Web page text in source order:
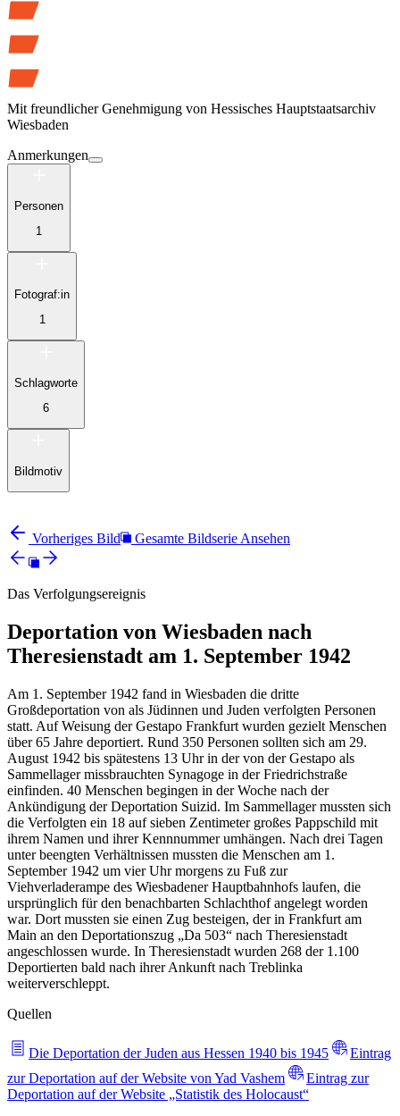
Mit freundlicher Genehmigung von Hessisches Hauptstaatsarchiv
Wiesbaden
Anmerkungen
Personen
1
Fotograf:in
1
Schlagworte
6
Bildmotiv
Vorheriges Bild Gesamte Bildserie Ansehen
Das Verfolgungsereignis
Deportation von Wiesbaden nach
Theresienstadt am 1. September 1942
Am 1. September 1942 fand in Wiesbaden die dritte
Großdeportation von als Jüdinnen und Juden verfolgten Personen
statt. Auf Weisung der Gestapo Frankfurt wurden gezielt Menschen
über 65 Jahre deportiert. Rund 350 Personen sollten sich am 29.
August 1942 bis spätestens 13 Uhr in der von der Gestapo als
Sammellager missbrauchten Synagoge in der Friedrichstraße
einfinden. 40 Menschen begingen in der Woche nach der
Ankündigung der Deportation Suizid. Im Sammellager mussten sich
die Verfolgten ein 18 auf sieben Zentimeter großes Pappschild mit
ihrem Namen und ihrer Kennnummer umhängen. Nach drei Tagen
unter beengten Verhältnissen mussten die Menschen am 1.
September 1942 um vier Uhr morgens zu Fuß zur
Viehverladerampe des Wiesbadener Hauptbahnhofs laufen, die
ursprünglich für den benachbarten Schlachthof angelegt worden
war. Dort mussten sie einen Zug besteigen, der in Frankfurt am
Main an den Deportationszug „Da 503“ nach Theresienstadt
angeschlossen wurde. In Theresienstadt wurden 268 der 1.100
Deportierten bald nach ihrer Ankunft nach Treblinka
weiterverschleppt.
Quellen
Die Deportation der Juden aus Hessen 1940 bis 1945
Eintrag
zur Deportation auf der Website von Yad Vashem
Eintrag zur
Deportation auf der Website „Statistik des Holocaust“